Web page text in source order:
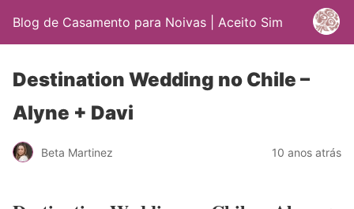
Blog de Casamento para Noivas | Aceito Sim
Destination Wedding no Chile –
Alyne + Davi
Beta Martinez 10 anos atrás